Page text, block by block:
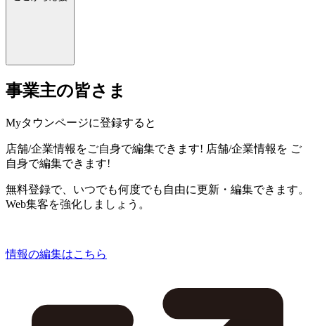
事業主の皆さま
Myタウンページに登録すると
店舗/企業情報をご自身で編集できます! 店舗/企業情報を ご
自身で編集できます!
無料登録で、いつでも何度でも自由に更新・編集できます。
Web集客を強化しましょう。
情報の編集はこちら